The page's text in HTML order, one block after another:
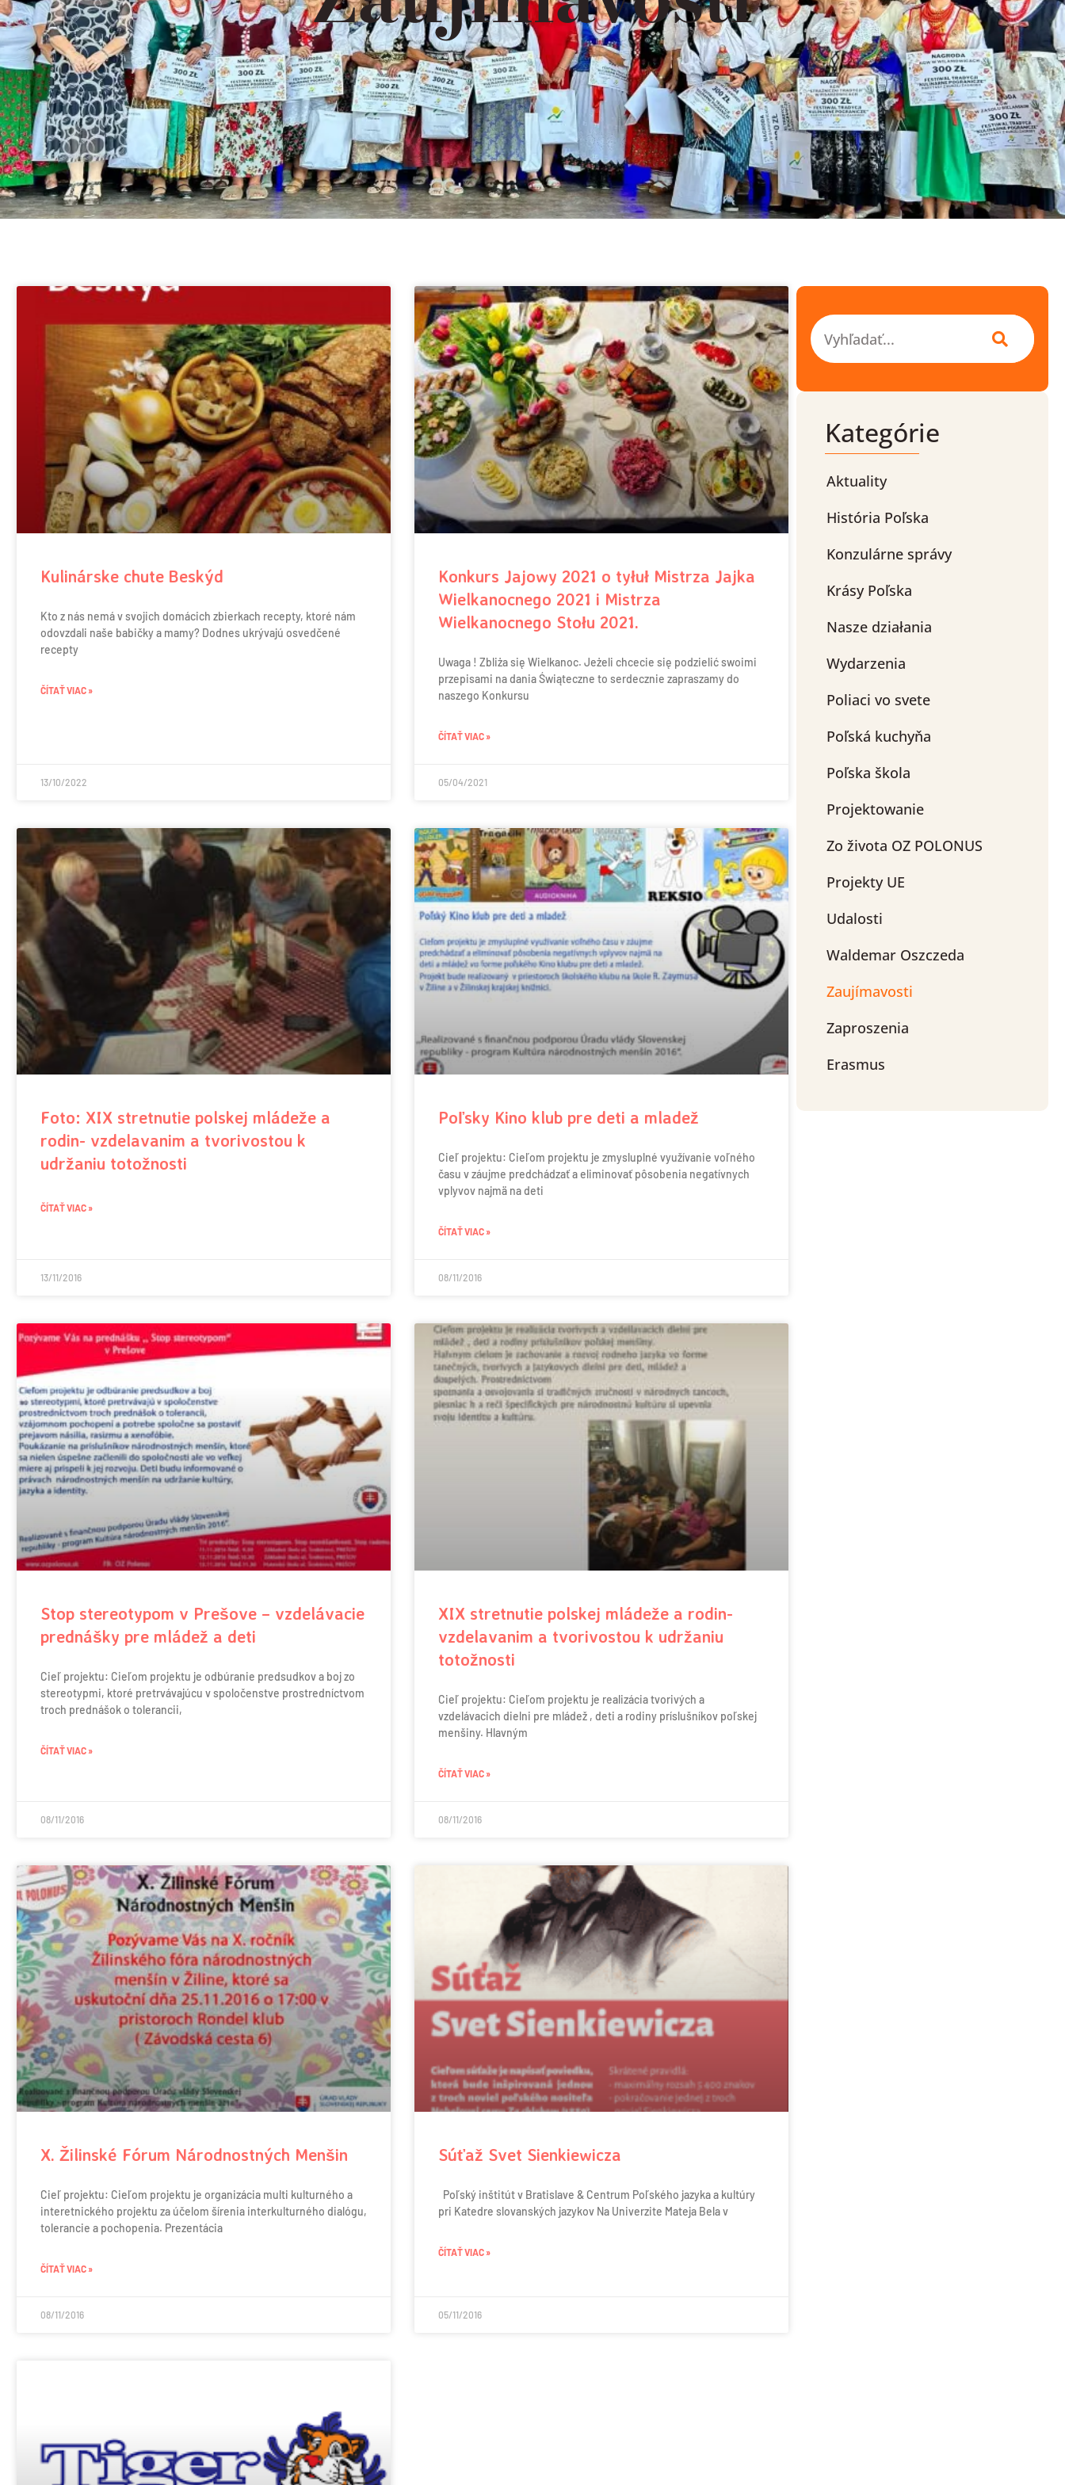
Kulinárske chute Beskýd
Kto z nás nemá v svojich domácich zbierkach recepty, ktoré nám
odovzdali naše babičky a mamy? Dodnes ukrývajú osvedčené
recepty
ČÍTAŤ VIAC »
13/10/2022
Konkurs Jajowy 2021 o tyłuł Mistrza Jajka
Wielkanocnego 2021 i Mistrza
Wielkanocnego Stołu 2021.
Uwaga ! Zbliża się Wielkanoc. Jeżeli chcecie się podzielić swoimi
przepisami na dania Świąteczne to serdecznie zapraszamy do
naszego Konkursu
ČÍTAŤ VIAC »
05/04/2021
Foto: XIX stretnutie polskej mládeže a
rodin- vzdelavanim a tvorivostou k
udržaniu totožnosti
ČÍTAŤ VIAC »
13/11/2016
Poľsky Kino klub pre deti a mladež
Cieľ projektu: Cieľom projektu je zmysluplné využívanie voľného
času v záujme predchádzať a eliminovať pôsobenia negatívnych
vplyvov najmä na deti
ČÍTAŤ VIAC »
08/11/2016
Stop stereotypom v Prešove – vzdelávacie
prednášky pre mládež a deti
Cieľ projektu: Cieľom projektu je odbúranie predsudkov a boj zo
stereotypmi, ktoré pretrvávajúcu v spoločenstve prostredníctvom
troch prednášok o tolerancii,
ČÍTAŤ VIAC »
08/11/2016
XIX stretnutie polskej mládeže a rodin-
vzdelavanim a tvorivostou k udržaniu
totožnosti
Cieľ projektu: Cieľom projektu je realizácia tvorivých a
vzdelávacich dielni pre mládež , deti a rodiny príslušníkov poľskej
menšiny. Hlavným
ČÍTAŤ VIAC »
08/11/2016
X. Žilinské Fórum Národnostných Menšin
Cieľ projektu: Cieľom projektu je organizácia multi kulturného a
interetnického projektu za účelom šírenia interkulturného dialógu,
tolerancie a pochopenia. Prezentácia
ČÍTAŤ VIAC »
08/11/2016
Súťaž Svet Sienkiewicza
Poľský inštitút v Bratislave & Centrum Poľského jazyka a kultúry
pri Katedre slovanských jazykov Na Univerzite Mateja Bela v
ČÍTAŤ VIAC »
05/11/2016
StronaStrona
Strona
Szukaj
Kategórie
Aktuality
História Poľska
Konzulárne správy
Krásy Poľska
Nasze działania
Wydarzenia
Poliaci vo svete
Poľská kuchyňa
Poľska škola
Projektowanie
Zo života OZ POLONUS
Projekty UE
Udalosti
Waldemar Oszczeda
Zaujímavosti
Zaproszenia
Erasmus